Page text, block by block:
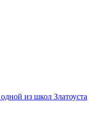
из школ Златоуста